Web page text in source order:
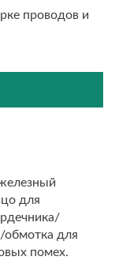
проводов и
для
обмотка для
помех.